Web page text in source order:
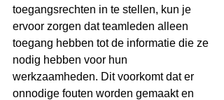
toegangsrechten in te stellen, kun je
ervoor zorgen dat teamleden alleen
toegang hebben tot de informatie die ze
nodig hebben voor hun
werkzaamheden. Dit voorkomt dat er
onnodige fouten worden gemaakt en